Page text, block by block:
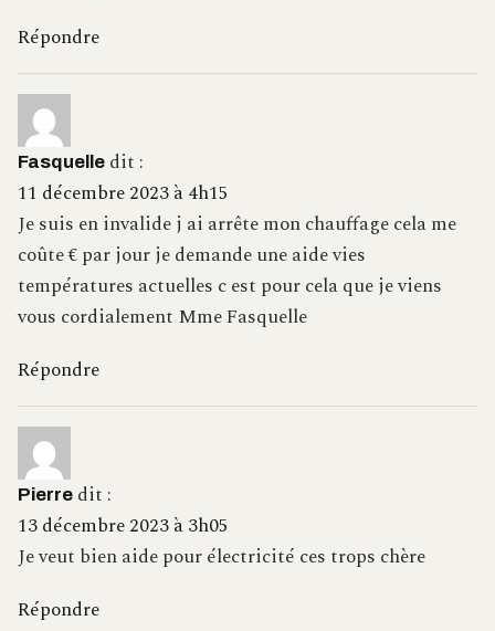
Répondre
Fasquelle dit :
11 décembre 2023 à 4h15
Je suis en invalide j ai arrête mon chauffage cela me
coûte € par jour je demande une aide vies
températures actuelles c est pour cela que je viens
vous cordialement Mme Fasquelle
Répondre
Pierre dit :
13 décembre 2023 à 3h05
Je veut bien aide pour électricité ces trops chère
Répondre